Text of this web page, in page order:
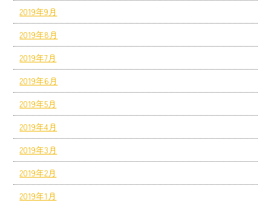
2019年9月
2019年8月
2019年7月
2019年6月
2019年5月
2019年4月
2019年3月
2019年2月
2019年1月